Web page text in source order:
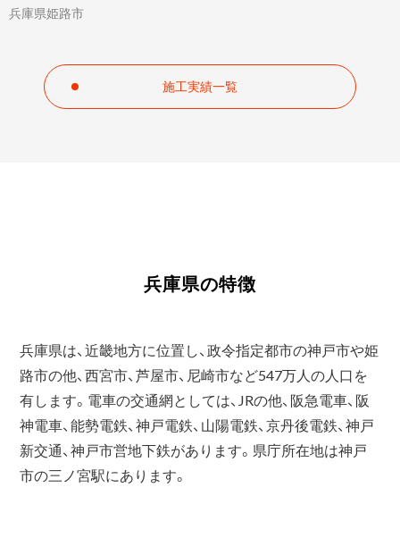
施工実績一覧
兵庫県の特徴
兵庫県は、近畿地方に位置し、政令指定都市の神戸市や姫
路市の他、西宮市、芦屋市、尼崎市など547万人の人口を
有します。電車の交通網としては、JRの他、阪急電車、阪
神電車、能勢電鉄、神戸電鉄、山陽電鉄、京丹後電鉄、神戸
新交通、神戸市営地下鉄があります。県庁所在地は神戸
市の三ノ宮駅にあります。